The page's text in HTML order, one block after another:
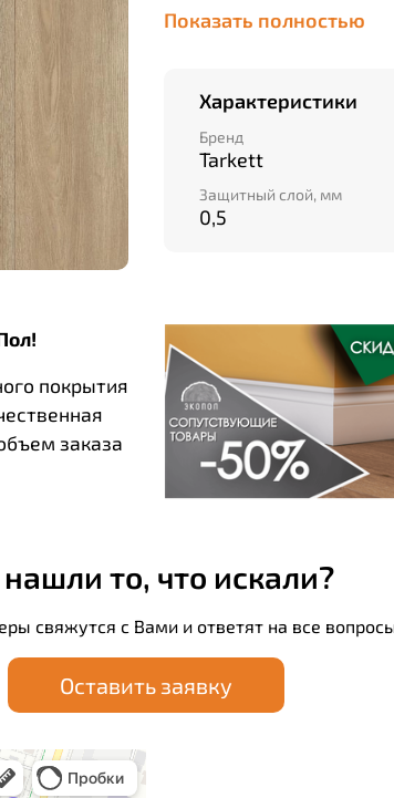
подойдет тем, кто
а защитный лак
аллергенов и
Дублированная
неотапливаемых
обеспечивает
Показать полностью
Характеристики
Бренд
Tarkett
Защитный слой, мм
0,5
покрытия
заказа
то, что искали?
свяжутся с Вами и ответят на все
Оставить заявку